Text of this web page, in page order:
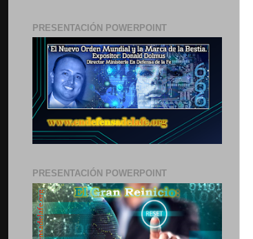
PRESENTACIÓN POWERPOINT
PRESENTACIÓN POWERPOINT